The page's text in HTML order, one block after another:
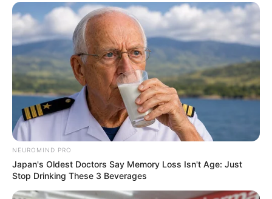
Why this ordinary drink is the secret to feeling
your best every day
CTA FAVORITE
NEUROMIND PRO
Japan's Oldest Doctors Say Memory Loss Isn't Age: Just
Stop Drinking These 3 Beverages